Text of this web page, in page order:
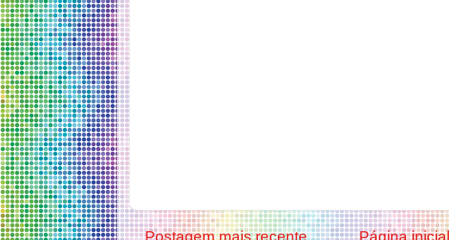
Postagem mais recente Página inicial